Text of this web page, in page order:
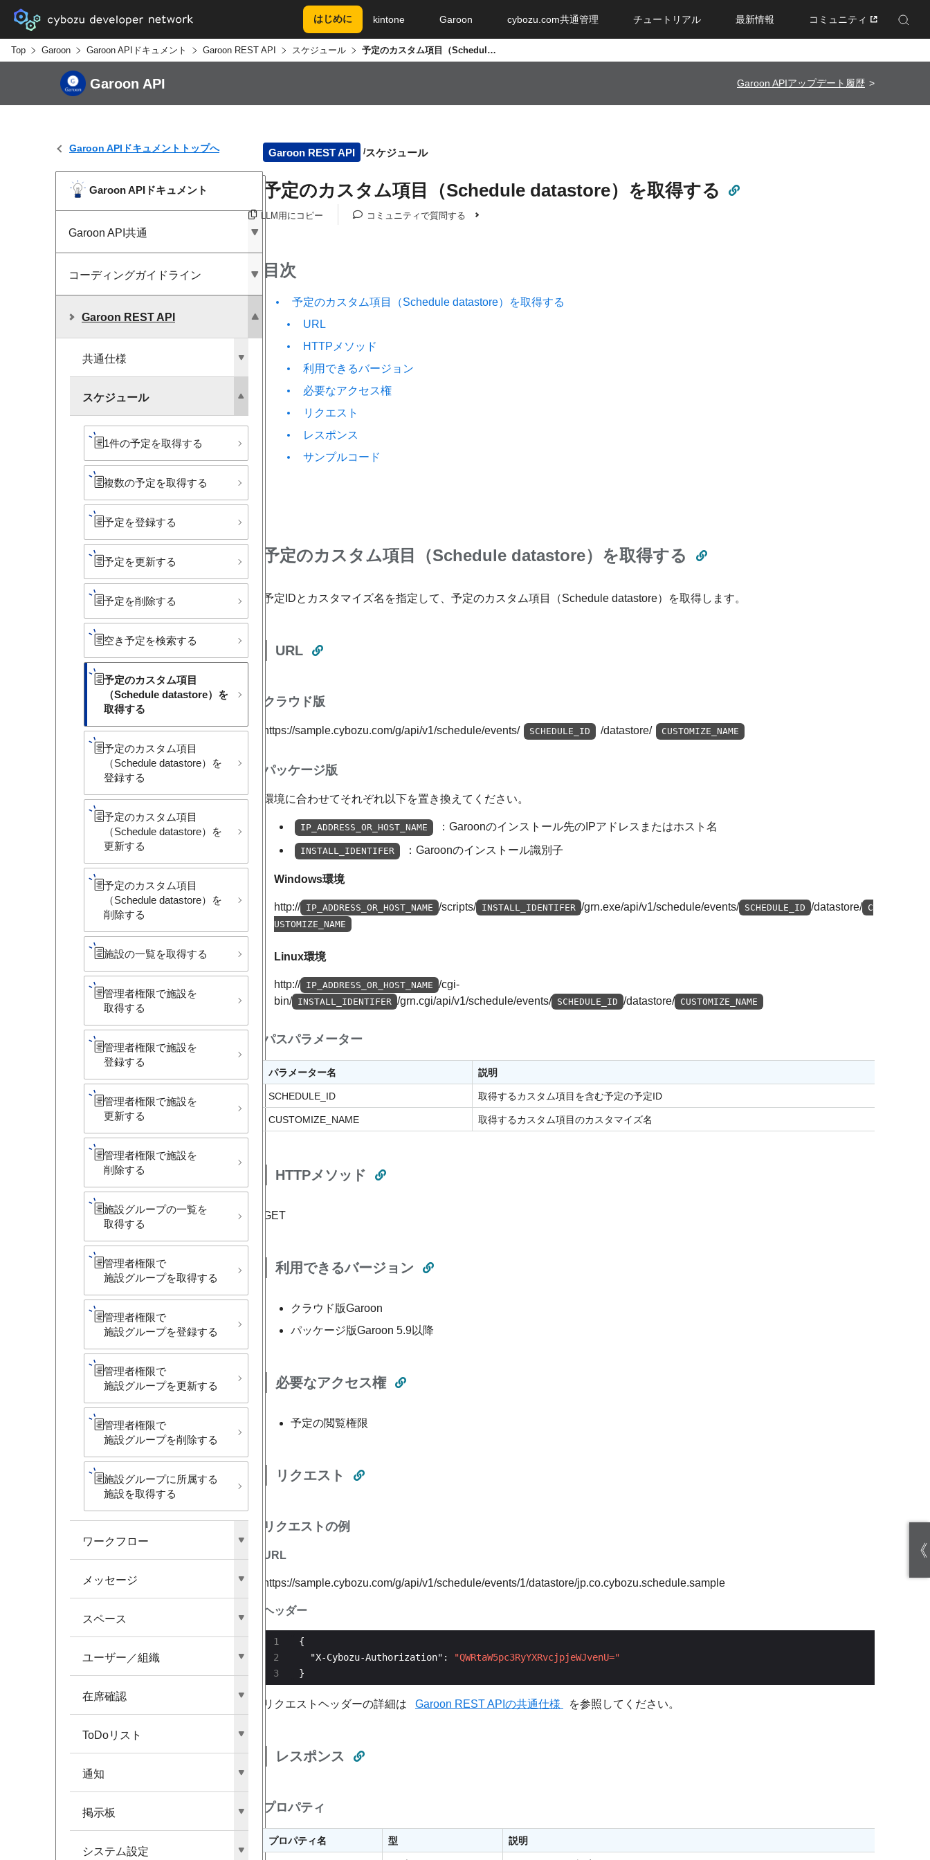
はじめに kintone Garoon cybozu.com共通管理 チュートリアル 最新情報 コミュニティ
Enhanced by Google
Top Garoon Garoon APIドキュメント Garoon REST API スケジュール 予定のカスタム項目（Schedule datastore）を取得する
Garoon API Garoon APIアップデート履歴
Garoon APIドキュメントトップへ
Garoon APIドキュメント
Garoon API共通
コーディングガイドライン
Garoon REST API
共通仕様
スケジュール
1件の​予定を​取得する
複数の​予定を​取得する
予定を​登録する
予定を​更新する
予定を​削除する
空き予定を​検索する
予定の​カスタム項目​
（Schedule datastore）を​
取得する
予定の​カスタム項目​
（Schedule datastore）を​
登録する
予定の​カスタム項目​
（Schedule datastore）を​
更新する
予定の​カスタム項目​
（Schedule datastore）を​
削除する
施設の​一覧を​取得する
管理者権限で​施設を​
取得する
管理者権限で​施設を​
登録する
管理者権限で​施設を​
更新する
管理者権限で​施設を​
削除する
施設グループの​一覧を​
取得する
管理者権限で​
施設グループを​取得する
管理者権限で​
施設グループを​登録する
管理者権限で​
施設グループを​更新する
管理者権限で​
施設グループを​削除する
施設グループに​所属する​
施設を​取得する
ワークフロー
メッセージ
スペース
ユーザー／組織
在席確認
ToDoリスト
通知
掲示板
システム設定
Garoon REST API スケジュール
予定のカスタム項目（Schedule datastore）を取得する
LLM用にコピー コミュニティで質問する
目次
予定のカスタム項目（Schedule datastore）を取得する
URL
HTTPメソッド
利用できるバージョン
必要なアクセス権
リクエスト
レスポンス
サンプルコード
予定のカスタム項目（Schedule datastore）を取得する
予定IDとカスタマイズ名を指定して、予定のカスタム項目（Schedule datastore）を取得します。
URL
クラウド版
https://sample.cybozu.com/g/api/v1/schedule/events/ SCHEDULE_ID /datastore/ CUSTOMIZE_NAME
パッケージ版
環境に合わせてそれぞれ以下を置き換えてください。
IP_ADDRESS_OR_HOST_NAME ：Garoonのインストール先のIPアドレスまたはホスト名
INSTALL_IDENTIFER ：Garoonのインストール識別子
Windows環境
http:// IP_ADDRESS_OR_HOST_NAME /scripts/ INSTALL_IDENTIFER /grn.exe/api/v1/schedule/events/ SCHEDULE_ID /datastore/ C
USTOMIZE_NAME
Linux環境
http:// IP_ADDRESS_OR_HOST_NAME /cgi-
bin/ INSTALL_IDENTIFER /grn.cgi/api/v1/schedule/events/ SCHEDULE_ID /datastore/ CUSTOMIZE_NAME
パスパラメーター
パラメーター名 説明
SCHEDULE_ID 取得するカスタム項目を含む予定の予定ID
CUSTOMIZE_NAME 取得するカスタム項目のカスタマイズ名
HTTPメソッド
GET
利用できるバージョン
クラウド版Garoon
パッケージ版Garoon 5.9以降
必要なアクセス権
予定の閲覧権限
リクエスト
リクエストの例
URL
https://sample.cybozu.com/g/api/v1/schedule/events/1/datastore/jp.co.cybozu.schedule.sample
ヘッダー
1
3
  "X-Cybozu-Authorization":
"QWRtaW5pc3RyYXRvcjpjeWJvenU="
}
リクエストヘッダーの詳細は Garoon REST APIの共通仕様 を参照してください。
レスポンス
プロパティ
プロパティ名 型 説明
《